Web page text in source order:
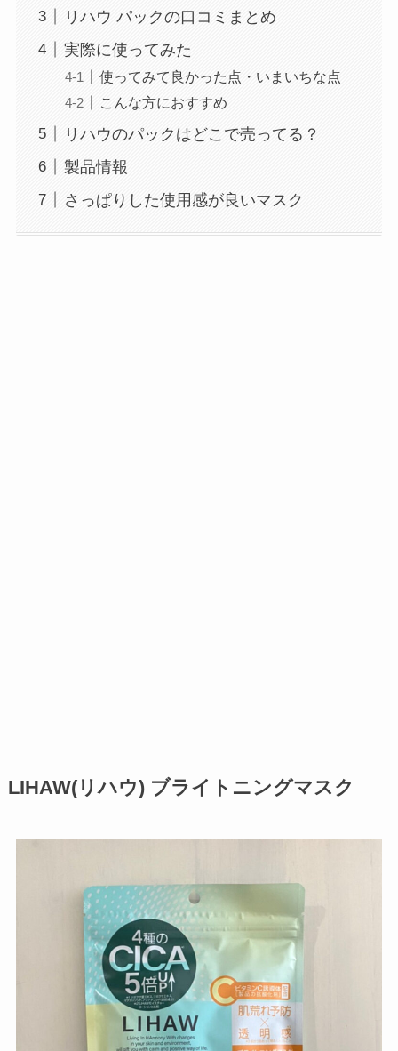
リハウ パックの口コミまとめ
実際に使ってみた
使ってみて良かった点・いまいちな点
こんな方におすすめ
リハウのパックはどこで売ってる？
製品情報
さっぱりした使用感が良いマスク
LIHAW(リハウ) ブライトニングマスク